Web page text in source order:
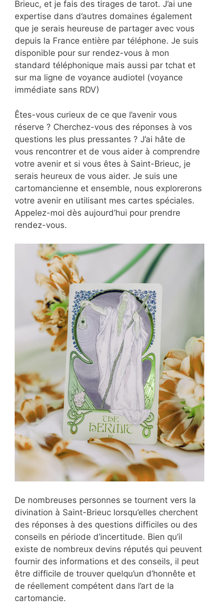
Brieuc, et je fais des tirages de tarot. J’ai une
expertise dans d’autres domaines également
que je serais heureuse de partager avec vous
depuis la France entière par téléphone. Je suis
disponible pour sur rendez-vous à mon
standard téléphonique mais aussi par tchat et
sur ma ligne de voyance audiotel (voyance
immédiate sans RDV)
Êtes-vous curieux de ce que l’avenir vous
réserve ? Cherchez-vous des réponses à vos
questions les plus pressantes ? J’ai hâte de
vous rencontrer et de vous aider à comprendre
votre avenir et si vous êtes à Saint-Brieuc, je
serais heureux de vous aider. Je suis une
cartomancienne et ensemble, nous explorerons
votre avenir en utilisant mes cartes spéciales.
Appelez-moi dès aujourd’hui pour prendre
rendez-vous.
De nombreuses personnes se tournent vers la
divination à Saint-Brieuc lorsqu’elles cherchent
des réponses à des questions difficiles ou des
conseils en période d’incertitude. Bien qu’il
existe de nombreux devins réputés qui peuvent
fournir des informations et des conseils, il peut
être difficile de trouver quelqu’un d’honnête et
de réellement compétent dans l’art de la
cartomancie.